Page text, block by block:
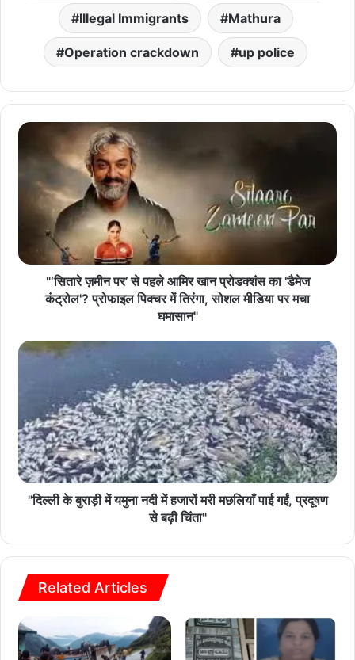
Illegal Immigrants Mathura
Operation crackdown up police
"‘सितारे ज़मीन पर’ से पहले आमिर खान प्रोडक्शंस का 'डैमेज
कंट्रोल'? प्रोफाइल पिक्चर में तिरंगा, सोशल मीडिया पर मचा
घमासान"
"दिल्ली के बुराड़ी में यमुना नदी में हजारों मरी मछलियाँ पाई गईं, प्रदूषण
से बढ़ी चिंता"
Related Articles